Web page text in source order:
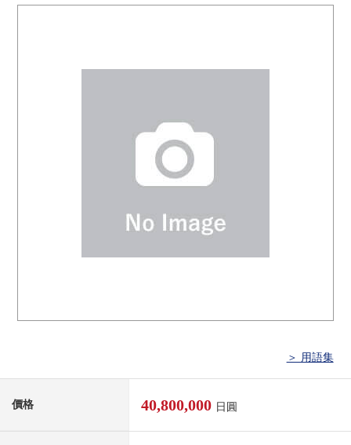
＞ 用語集
價格 40,800,000 日圓